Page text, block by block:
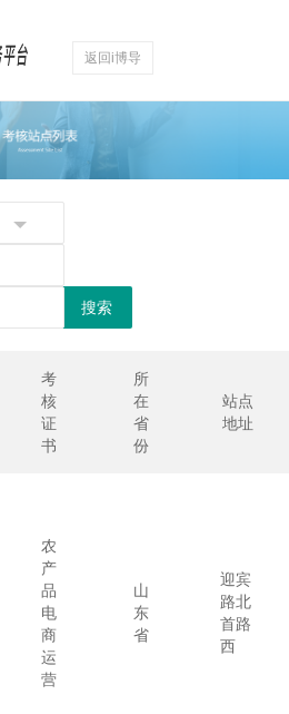
返回i博导
搜索
考
核
证
书
所
在
省
份
站点
地址
农
产
品
电
商
运
营
山
东
省
迎宾
路北
首路
西